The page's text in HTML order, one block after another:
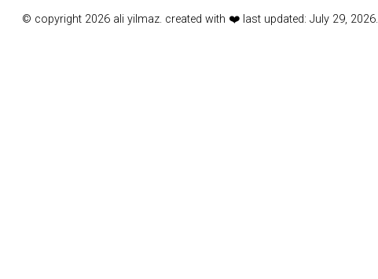
© copyright 2026 ali yilmaz. created with ❤️ last updated: July 29, 2026.